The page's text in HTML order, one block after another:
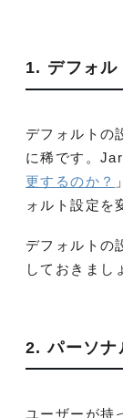
1. デフォル
デフォルトの
に稀です。
更するのか？
ォルト設定を
デフォルトの
しておきまし
2. パーソナ
ユーザーが持